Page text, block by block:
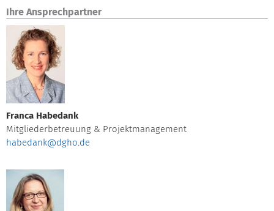
Ihre Ansprechpartner
Franca Habedank
Mitgliederbetreuung & Projektmanagement
habedank@dgho.de